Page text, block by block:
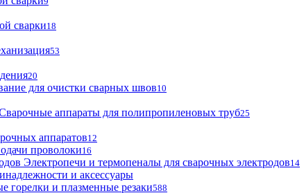
сварки18
53
20
для очистки сварных швов10
аппараты для полипропиленовых труб25
аппаратов12
проволоки16
Электропечи и термопеналы для сварочных электродов14
и аксессуары
горелки и плазменные резаки588